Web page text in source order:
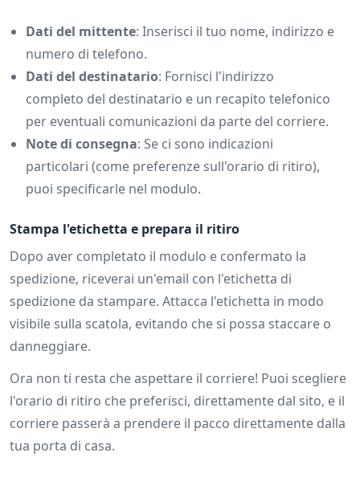
Dati del mittente: Inserisci il tuo nome, indirizzo e
numero di telefono.
Dati del destinatario: Fornisci l'indirizzo
completo del destinatario e un recapito telefonico
per eventuali comunicazioni da parte del corriere.
Note di consegna: Se ci sono indicazioni
particolari (come preferenze sull'orario di ritiro),
puoi specificarle nel modulo.
Stampa l'etichetta e prepara il ritiro
Dopo aver completato il modulo e confermato la
spedizione, riceverai un'email con l'etichetta di
spedizione da stampare. Attacca l'etichetta in modo
visibile sulla scatola, evitando che si possa staccare o
danneggiare.
Ora non ti resta che aspettare il corriere! Puoi scegliere
l'orario di ritiro che preferisci, direttamente dal sito, e il
corriere passerà a prendere il pacco direttamente dalla
tua porta di casa.